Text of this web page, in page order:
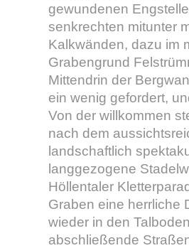
gewundenen
senkrechten mitunter
Kalkwänden, dazu im
Grabengrund
Mittendrin der
ein wenig gefordert,
Von der willkommen
nach dem
landschaftlich
langgezogene
Höllentaler
Graben eine herrliche
wieder in den
abschließende